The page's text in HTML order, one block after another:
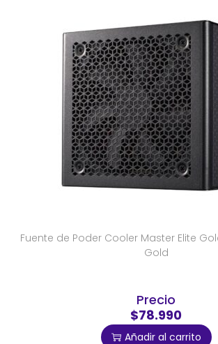
Fuente de Poder Cooler Master Elite
Gold
Precio
$78.990
Añadir al carrito